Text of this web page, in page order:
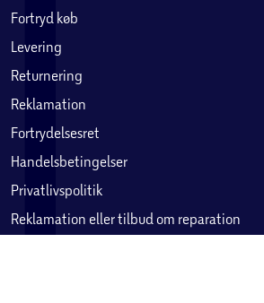
Fortryd køb
Levering
Returnering
Reklamation
Fortrydelsesret
Handelsbetingelser
Privatlivspolitik
Reklamation eller tilbud om reparation